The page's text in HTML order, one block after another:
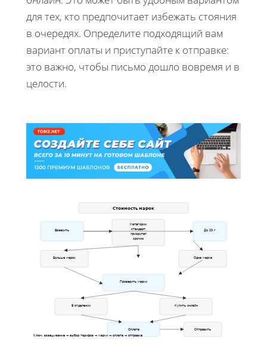
для тех, кто предпочитает избежать стояния
в очередях. Определите подходящий вам
вариант оплаты и приступайте к отправке:
это важно, чтобы письмо дошло вовремя и в
целости.
Стоимость марок
Взвесить
Категории
стандарт
приоритет
срочно
До 20 г
Одна марка
Больше марок
Проверить марки
В отделении Купить онлайн
Оплата
Отправить
Ключ: взвешивание → выбор тарифов → марки → оплата → отправка